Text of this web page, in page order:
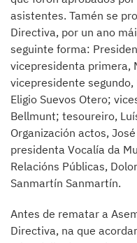
asistentes. Tamén se
Directiva, por un ano
seguinte forma:
vicepresidenta primera,
vicepresidente
Eligio Suevos Otero;
Bellmunt; tesoureiro,
Organización actos,
presidenta Vocalía da
Relacións Públicas,
Sanmartín Sanmartín.
Antes de rematar a
Directiva, na que